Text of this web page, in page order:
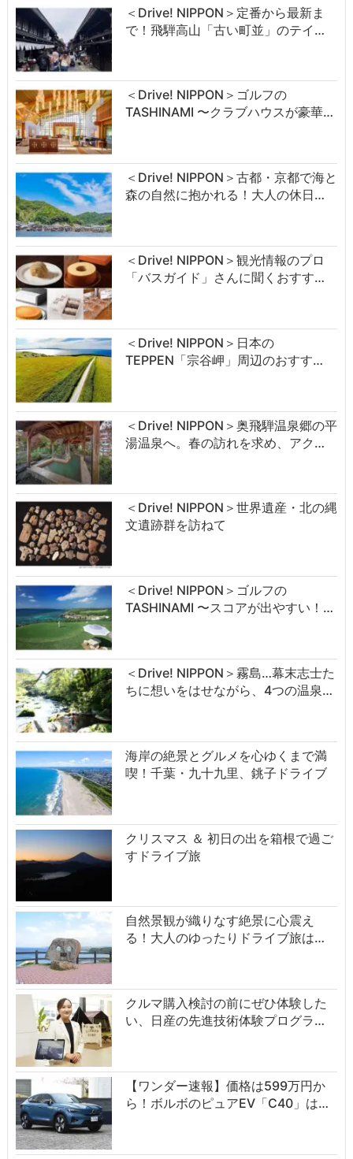
＜Drive! NIPPON＞定番から最新ま
で！飛騨高山「古い町並」のテイ…
＜Drive! NIPPON＞ゴルフの
TASHINAMI 〜クラブハウスが豪華…
＜Drive! NIPPON＞古都・京都で海と
森の自然に抱かれる！大人の休日…
＜Drive! NIPPON＞観光情報のプロ
「バスガイド」さんに聞くおすす…
＜Drive! NIPPON＞日本の
TEPPEN「宗谷岬」周辺のおすす…
＜Drive! NIPPON＞奥飛騨温泉郷の平
湯温泉へ。春の訪れを求め、アク…
＜Drive! NIPPON＞世界遺産・北の縄
文遺跡群を訪ねて
＜Drive! NIPPON＞ゴルフの
TASHINAMI 〜スコアが出やすい！…
＜Drive! NIPPON＞霧島…幕末志士た
ちに想いをはせながら、4つの温泉…
海岸の絶景とグルメを心ゆくまで満
喫！千葉・九十九里、銚子ドライブ
クリスマス ＆ 初日の出を箱根で過ご
すドライブ旅
自然景観が織りなす絶景に心震え
る！大人のゆったりドライブ旅は…
クルマ購入検討の前にぜひ体験した
い、日産の先進技術体験プログラ…
【ワンダー速報】価格は599万円か
ら！ボルボのピュアEV「C40」は…